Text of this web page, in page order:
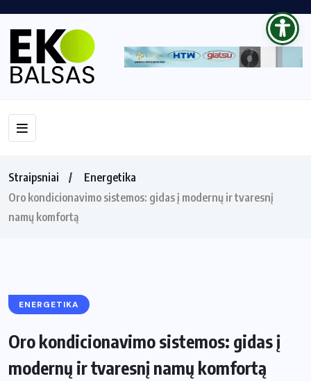
Straipsniai
Energetika
Oro kondicionavimo sistemos: gidas į modernų ir tvaresnį
namų komfortą
ENERGETIKA
Oro kondicionavimo sistemos: gidas į
modernų ir tvaresnį namų komfortą